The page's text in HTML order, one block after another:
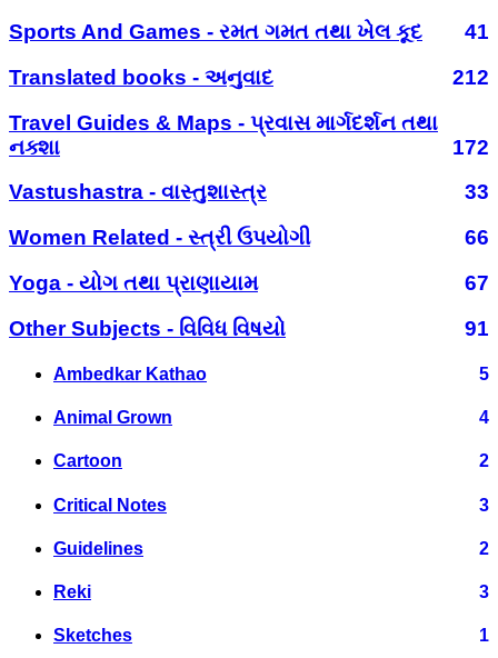
Sports And Games - રમત ગમત તથા ખેલ કૂદ
41
Translated books - અનુવાદ
212
Travel Guides & Maps - પ્રવાસ માર્ગદર્શન તથા
નક્શા
172
Vastushastra - વાસ્તુશાસ્ત્ર
33
Women Related - સ્ત્રી ઉપયોગી
66
Yoga - યોગ તથા પ્રાણાયામ
67
Other Subjects - વિવિધ વિષયો
91
Ambedkar Kathao 5
Animal Grown 4
Cartoon 2
Critical Notes 3
Guidelines 2
Reki 3
Sketches 1